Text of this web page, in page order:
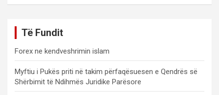
Të Fundit
Forex ne kendveshrimin islam
Myftiu i Pukës priti në takim përfaqësuesen e Qendrës së
Shërbimit të Ndihmës Juridike Parësore